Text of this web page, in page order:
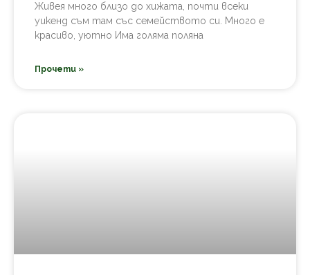
Живея много близо до хижата, почти всеки
уикенд съм там със семейството си. Много е
красиво, уютно Има голяма поляна
Прочети »